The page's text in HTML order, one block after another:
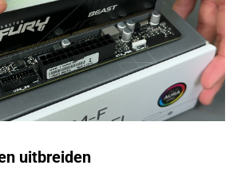
uitbreiden